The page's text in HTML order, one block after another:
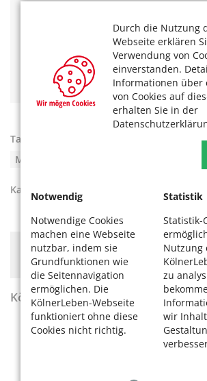
Durch die Nutzung
Webseite erklären
Verwendung von
einverstanden.
Informationen über
von Cookies auf
erhalten Sie in der
Notwendig
Notwendige Cookies
machen eine Webseite
nutzbar, indem sie
Grundfunktionen wie
die Seitennavigation
ermöglichen. Die
KölnerLeben-Webseite
funktioniert ohne diese
Cookies nicht richtig.
Statistik
Statistik-
Nutzung
zu
wir
Die Kölner Filmerbe Stiftung und der
Im Gespräch mit dem Fotografen Wim
Jacques Offenbach ist jetzt online!
Tags:
Museen
Kategorien: Kultur
Hier könnte Werbung stehen, mit der wir
finanzieren. Bitte akzeptieren Sie die
KölnerLeben Sommer 2026